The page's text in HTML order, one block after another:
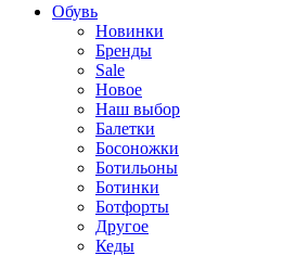
Обувь
Новинки
Бренды
Sale
Новое
Наш выбор
Балетки
Босоножки
Ботильоны
Ботинки
Ботфорты
Другое
Кеды